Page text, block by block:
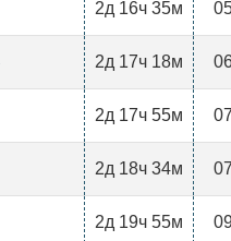
2д 16ч 35м
2д 17ч 18м
2д 17ч 55м
2д 18ч 34м
2д 19ч 55м